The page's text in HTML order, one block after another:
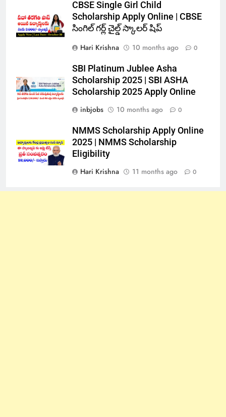
CBSE Single Girl Child
Scholarship Apply Online | CBSE
సింగిల్ గర్ల్ చైల్డ్ స్కాలర్ షిప్
Hari Krishna
10 months ago 0
SBI Platinum Jublee Asha
Scholarship 2025 | SBI ASHA
Scholarship 2025 Apply Online
inbjobs
10 months ago 0
NMMS Scholarship Apply Online
2025 | NMMS Scholarship
Eligibility
Hari Krishna
11 months ago 0